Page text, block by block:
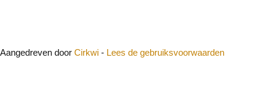
Aangedreven door Cirkwi - Lees de gebruiksvoorwaarden